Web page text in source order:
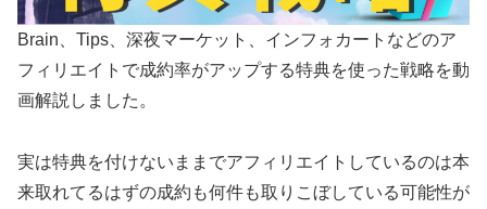
Brain、Tips、深夜マーケット、インフォカートなどのア
フィリエイトで成約率がアップする特典を使った戦略を動
画解説しました。
実は特典を付けないままでアフィリエイトしているのは本
来取れてるはずの成約も何件も取りこぼしている可能性が